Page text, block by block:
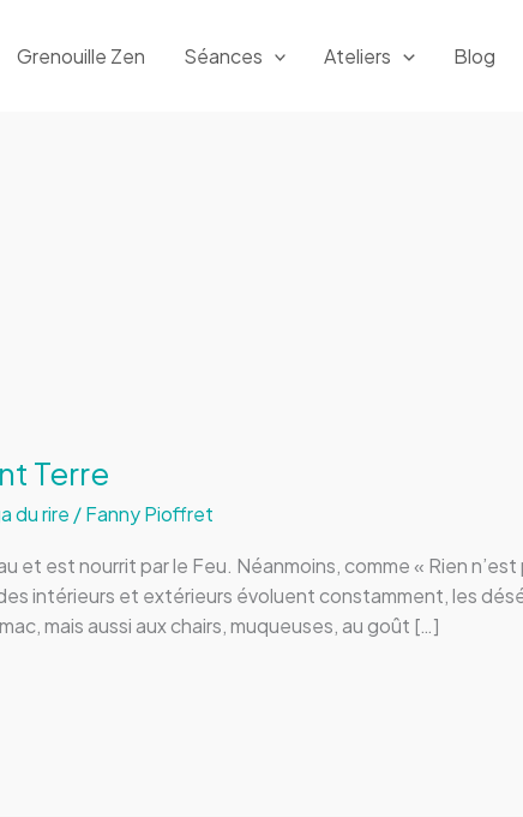
Grenouille Zen Séances Ateliers Blog
Terre
du rire /Fanny Pioffret
et est nourrit par le Feu. Néanmoins, comme « Rien
intérieurs et extérieurs évoluent constamment, les
mais aussi aux chairs, muqueuses, au goût […]